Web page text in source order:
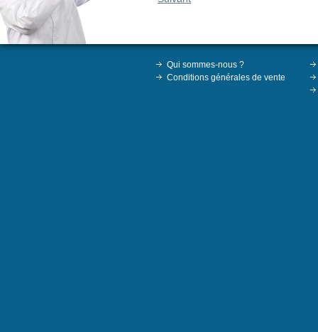
Qui sommes-nous ?
Conditions générales de vente